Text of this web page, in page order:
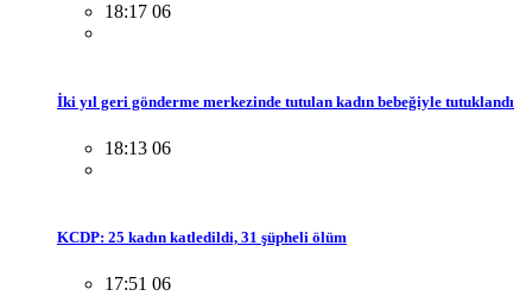
18:17 06
İki yıl geri gönderme merkezinde tutulan kadın bebeğiyle tutuklandı
18:13 06
KCDP: 25 kadın katledildi, 31 şüpheli ölüm
17:51 06